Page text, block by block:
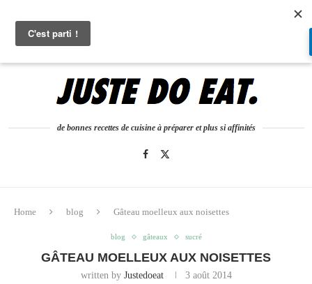
de bonnes recettes de cuisine à préparer et plus si affinités
Home blog Gâteau moelleux aux noisettes
blog gâteaux sucré
GÂTEAU MOELLEUX AUX NOISETTES
written by Justedoeat 3 août 2014